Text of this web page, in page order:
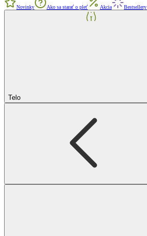
Novinky Ako sa starať o pleť Akcia Bestsellery
Telo